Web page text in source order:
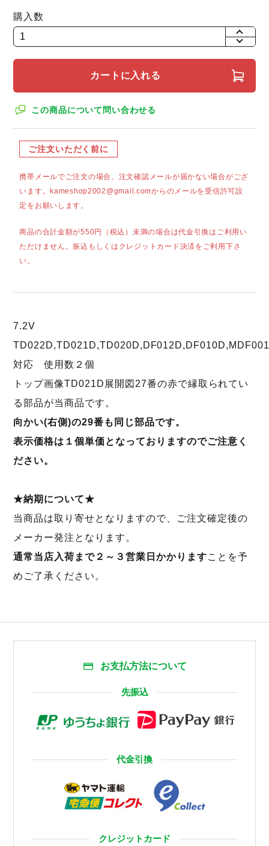
購入数
+
カートに入れる
この商品について問い合わせる
ご注文いただく前に
携帯メールでご注文の場合、注文確認メールが届かない場合がござ
います。kameshop2002@gmail.comからのメールを受信許可設
定をお願いします。
商品の合計金額が550円（税込）未満の場合は代金引換はご利用い
ただけません。振込もしくはクレジットカード決済をご利用下さ
い。
7.2V
対応 使用数２個
トップ画像TD021D展開図27番の赤で縁取られてい
る部品が当商品です。
向かい(右側)の29番も同じ部品です。
表示価格は１個単価となっておりますのでご注意く
ださい。
★納期について★
当商品は取り寄せとなりますので、ご注文確定後の
メーカー発注となります。
通常当店入荷まで２～３営業日かかりますことを予
めご了承ください。
お支払方法について
先振込
代金引換
クレジットカード